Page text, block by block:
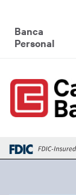
Banca
Personal